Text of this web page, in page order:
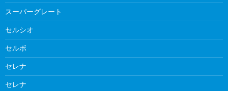
スーパーグレート
セルシオ
セルボ
セレナ
セレナ